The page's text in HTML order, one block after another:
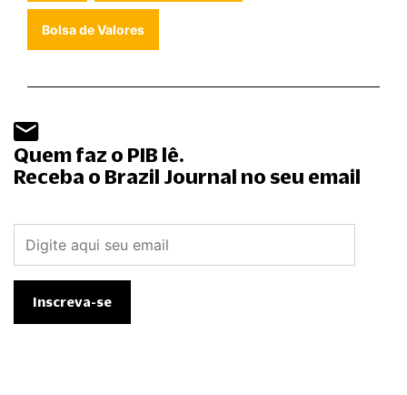
Bolsa de Valores
Quem faz o PIB lê.
Receba o Brazil Journal no seu email